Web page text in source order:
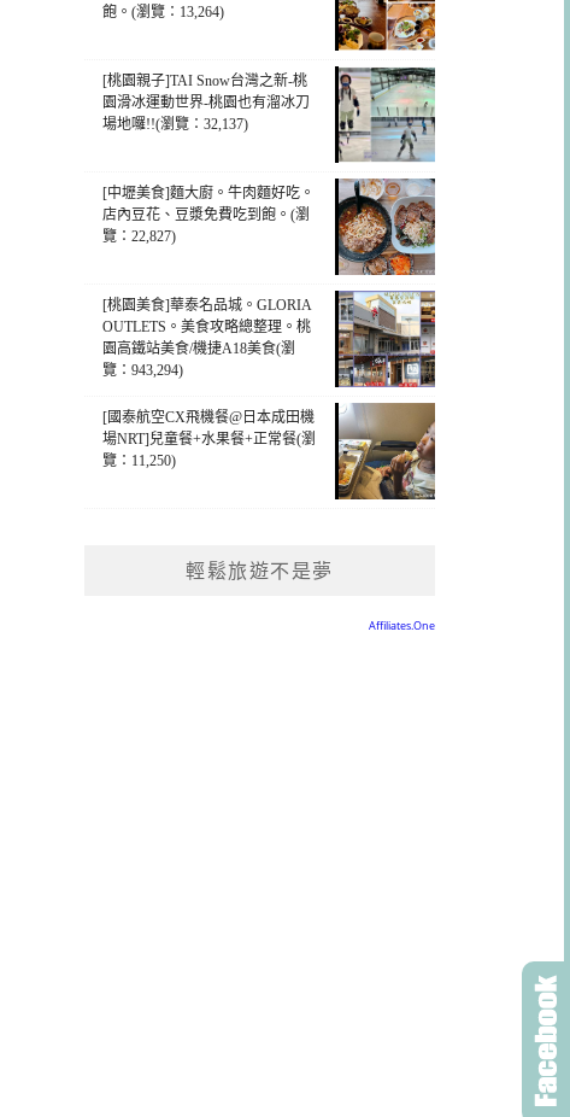
飽。(瀏覽：13,264)
[桃園親子]TAI Snow台灣之新-桃
園滑冰運動世界-桃園也有溜冰刀
場地囉!!(瀏覽：32,137)
[中壢美食]麵大廚。牛肉麵好吃。
店內豆花、豆漿免費吃到飽。(瀏
覽：22,827)
[桃園美食]華泰名品城。GLORIA
OUTLETS。美食攻略總整理。桃
園高鐵站美食/機捷A18美食(瀏
覽：943,294)
[國泰航空CX飛機餐@日本成田機
場NRT]兒童餐+水果餐+正常餐(瀏
覽：11,250)
輕鬆旅遊不是夢